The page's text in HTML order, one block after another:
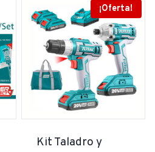
¡Oferta!
Kit Taladro y